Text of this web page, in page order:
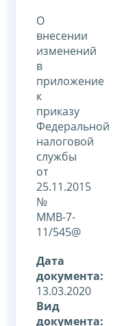
О
внесении
изменений
в
приложение
к
приказу
Федеральной
налоговой
службы
от
25.11.2015
№
ММВ-7-
11/545@
Дата
документа:
13.03.2020
Вид
документа: